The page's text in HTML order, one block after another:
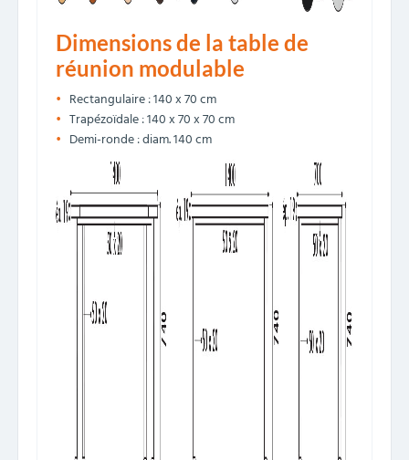
Dimensions de la table de
réunion modulable
Rectangulaire : 140 x 70 cm
Trapézoïdale : 140 x 70 x 70 cm
Demi-ronde : diam. 140 cm